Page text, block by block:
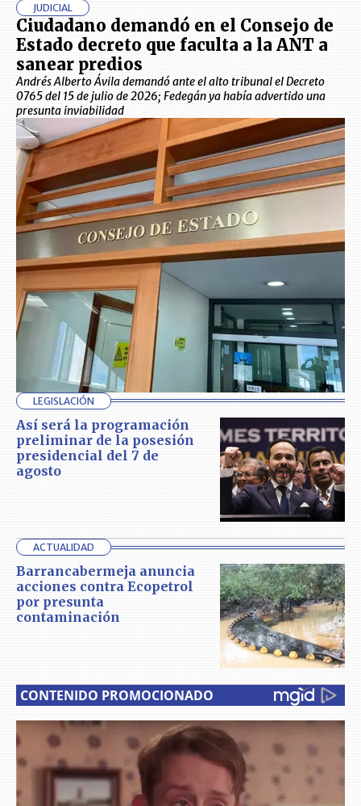
JUDICIAL
Ciudadano demandó en el Consejo de
Estado decreto que faculta a la ANT a
sanear predios
Andrés Alberto Ávila demandó ante el alto tribunal el Decreto
0765 del 15 de julio de 2026; Fedegán ya había advertido una
presunta inviabilidad
LEGISLACIÓN
Así será la programación
preliminar de la posesión
presidencial del 7 de
agosto
ACTUALIDAD
Barrancabermeja anuncia
acciones contra Ecopetrol
por presunta
contaminación